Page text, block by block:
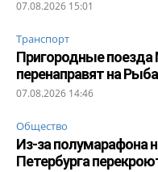
07.08.2026 15:01
Транспорт
Пригородные поезда
перенаправят на
07.08.2026 14:46
Общество
Из-за полумарафона
Петербурга